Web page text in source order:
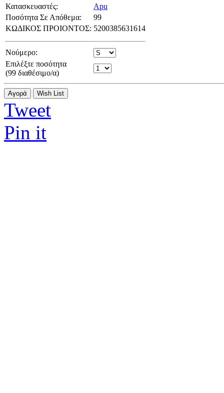
Κατασκευαστές:
Apu
Ποσότητα Σε Απόθεμα:
99
ΚΩΔΙΚΟΣ ΠΡΟΙΟΝΤΟΣ: 5200385631614
Νούμερο:
Επιλέξτε ποσότητα
(99 διαθέσιμο/α)
Αγορά Wish List
Tweet
Pin it